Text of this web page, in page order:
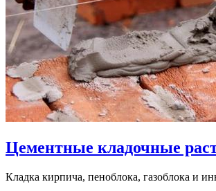
Цементные кладочные
Кладка кирпича, пеноблока, газоблока и